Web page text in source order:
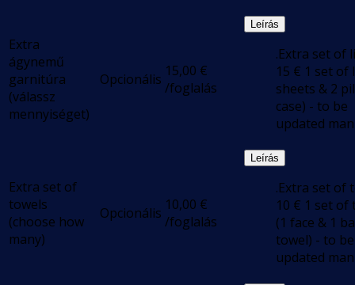
Extra
ágynemű
garnitúra
(válassz
mennyiséget)
Opcionális 15,00 €
/foglalás
Leírás
.Extra set of
15 € 1 set of
sheets & 2
case) - to be
updated
Extra set of
towels
(choose how
many)
Opcionális 10,00 €
/foglalás
Leírás
.Extra set of
10 € 1 set of
(1 face & 1
towel) - to be
updated